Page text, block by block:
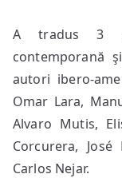
A tradus 3
contemporană
autori ibero-
Omar Lara,
Alvaro Mutis,
Corcurera,
Carlos Nejar.